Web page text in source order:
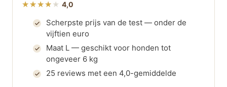
4,0
Scherpste prijs van de test — onder de
vijftien euro
Maat L — geschikt voor honden tot
ongeveer 6 kg
25 reviews met een 4,0-gemiddelde